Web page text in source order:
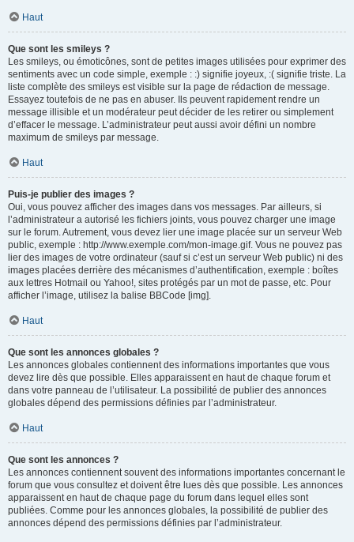
Haut
Que sont les smileys ?
Les smileys, ou émoticônes, sont de petites images utilisées pour exprimer des
sentiments avec un code simple, exemple : :) signifie joyeux, :( signifie triste. La
liste complète des smileys est visible sur la page de rédaction de message.
Essayez toutefois de ne pas en abuser. Ils peuvent rapidement rendre un
message illisible et un modérateur peut décider de les retirer ou simplement
d’effacer le message. L’administrateur peut aussi avoir défini un nombre
maximum de smileys par message.
Haut
Puis-je publier des images ?
Oui, vous pouvez afficher des images dans vos messages. Par ailleurs, si
l’administrateur a autorisé les fichiers joints, vous pouvez charger une image
sur le forum. Autrement, vous devez lier une image placée sur un serveur Web
public, exemple : http://www.exemple.com/mon-image.gif. Vous ne pouvez pas
lier des images de votre ordinateur (sauf si c’est un serveur Web public) ni des
images placées derrière des mécanismes d’authentification, exemple : boîtes
aux lettres Hotmail ou Yahoo!, sites protégés par un mot de passe, etc. Pour
afficher l’image, utilisez la balise BBCode [img].
Haut
Que sont les annonces globales ?
Les annonces globales contiennent des informations importantes que vous
devez lire dès que possible. Elles apparaissent en haut de chaque forum et
dans votre panneau de l’utilisateur. La possibilité de publier des annonces
globales dépend des permissions définies par l’administrateur.
Haut
Que sont les annonces ?
Les annonces contiennent souvent des informations importantes concernant le
forum que vous consultez et doivent être lues dès que possible. Les annonces
apparaissent en haut de chaque page du forum dans lequel elles sont
publiées. Comme pour les annonces globales, la possibilité de publier des
annonces dépend des permissions définies par l’administrateur.